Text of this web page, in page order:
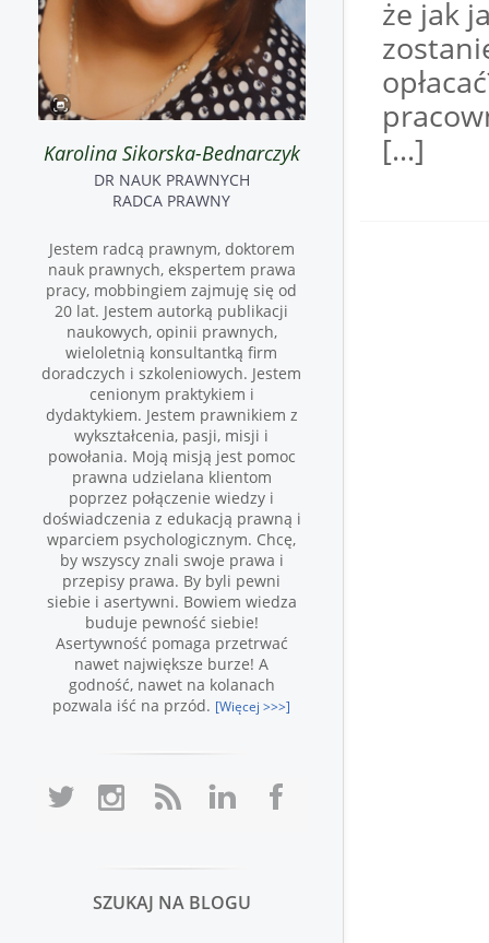
że jak
[…]
Karolina Sikorska-Bednarczyk
DR NAUK PRAWNYCH
RADCA PRAWNY
Jestem radcą prawnym, doktorem
nauk prawnych, ekspertem prawa
pracy, mobbingiem zajmuję się od
20 lat. Jestem autorką publikacji
naukowych, opinii prawnych,
wieloletnią konsultantką firm
doradczych i szkoleniowych. Jestem
cenionym praktykiem i
dydaktykiem. Jestem prawnikiem z
wykształcenia, pasji, misji i
powołania. Moją misją jest pomoc
prawna udzielana klientom
poprzez połączenie wiedzy i
doświadczenia z edukacją prawną i
wparciem psychologicznym. Chcę,
by wszyscy znali swoje prawa i
przepisy prawa. By byli pewni
siebie i asertywni. Bowiem wiedza
buduje pewność siebie!
Asertywność pomaga przetrwać
nawet największe burze! A
godność, nawet na kolanach
pozwala iść na przód. [Więcej >>>]
SZUKAJ NA BLOGU